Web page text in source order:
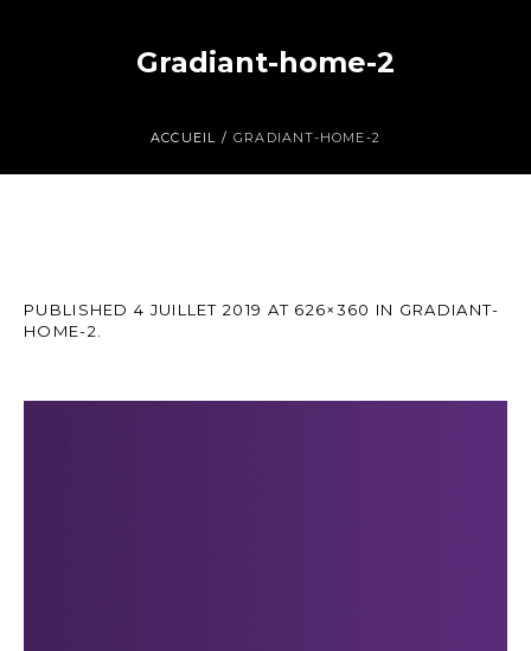
Gradiant-home-2
ACCUEIL / GRADIANT-HOME-2
PUBLISHED 4 JUILLET 2019 AT 626×360 IN GRADIANT-
HOME-2